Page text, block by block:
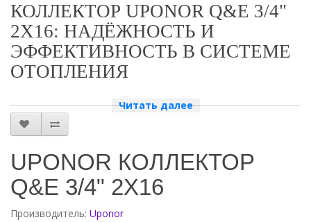
КОЛЛЕКТОР UPONOR Q&E 3/4"
2Х16: НАДЁЖНОСТЬ И
ЭФФЕКТИВНОСТЬ В СИСТЕМЕ
ОТОПЛЕНИЯ
ПОЧЕМУ СТОИТ ВЫБРАТЬ КОЛЛЕКТОР UPONOR Q&E 3/4"
2Х16?
Uponor Q&E 3/4" 2х16
по контурам системы отопления. Он идеально подходит для
использования в частных домах, квартирах и офисах.
Коллектор Uponor Q&E 3/4" 2х16 отличается надёжностью и
долговечностью. Он изготовлен из высококачественных материалов,
Читать далее
UPONOR КОЛЛЕКТОР
Q&E 3/4" 2Х16
Производитель: Uponor